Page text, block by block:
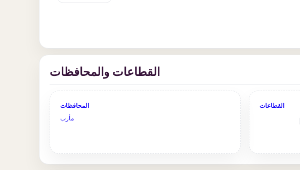
القطاعات والمحافظات
القطاعات
المحافظات
مأرب